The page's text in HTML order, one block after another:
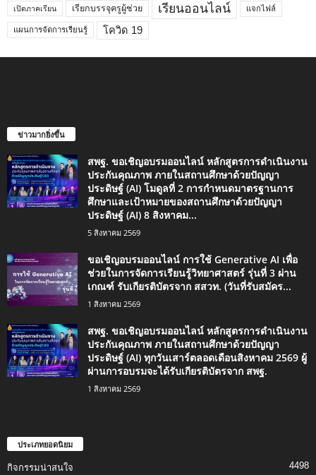
เปิดภาคเรียน เรียกบรรจุครูผู้ช่วย เรียนออนไลน์ แจกไฟล์
แผนการจัดการเรียนรู้ โควิด 19
ข่าวมากยิ่งขึ้น
สพฐ. ขอเชิญอบรมออนไลน์ หลักสูตรการดำเนินงาน
ประกันคุณภาพ ภายในสถานศึกษาด้วยปัญญา
ประดิษฐ์ (AI) โมดูลที่ 2 การกำหนดมาตรฐานการ
ศึกษาและเป้าหมายของสถานศึกษาด้วยปัญญา
ประดิษฐ์ (AI) 8 สิงหาคม...
5 สิงหาคม 2569
ขอเชิญอบรมออนไลน์ การใช้ Generative AI เพื่อ
ช่วยในการจัดการเรียนรู้วิทยาศาสตร์ รุ่นที่ 3 ผ่าน
เกณฑ์ รับเกียรติบัตรจาก สสวท. (วันที่รับสมัคร...
1 สิงหาคม 2569
สพฐ. ขอเชิญอบรมออนไลน์ หลักสูตรการดำเนินงาน
ประกันคุณภาพ ภายในสถานศึกษาด้วยปัญญา
ประดิษฐ์ (AI) ทุกวันเสาร์ตลอดเดือนสิงหาคม 2569 ผู้
ผ่านการอบรมจะได้รับเกียรติบัตรจาก สพฐ.
1 สิงหาคม 2569
ประเภทยอดนิยม
กิจกรรมน่าสนใจ 4498